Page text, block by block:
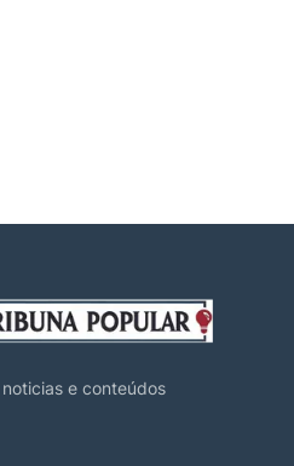
e conteúdos